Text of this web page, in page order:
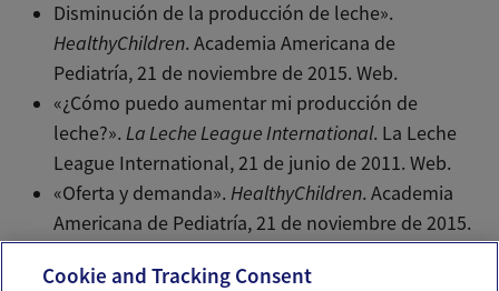
Disminución de la producción de leche».
HealthyChildren. Academia Americana de
Pediatría, 21 de noviembre de 2015. Web.
«¿Cómo puedo aumentar mi producción de
leche?».La Leche League International. La Leche
League International, 21 de junio de 2011. Web.
«Oferta y demanda».HealthyChildren. Academia
Americana de Pediatría, 21 de noviembre de 2015.
Cookie and Tracking Consent